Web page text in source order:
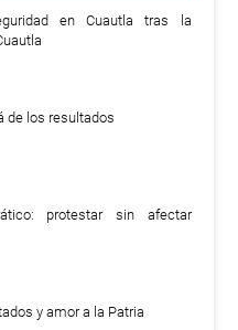
en Cuautla tras la
de los resultados
protestar sin afectar
y amor a la Patria